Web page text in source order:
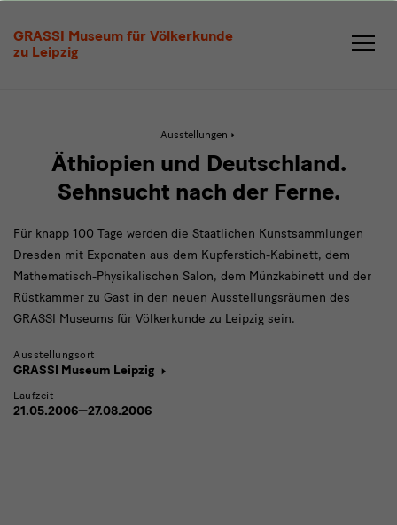
GRASSI Museum für Völkerkunde
zu Leipzig
und
Sehnsucht
nach
Ferne
Ausstellungen
und
-
der
Äthiopien und Deutschland.
Sehnsucht nach der Ferne.
Für knapp 100 Tage werden die Staatlichen Kunstsammlungen
Dresden mit Exponaten aus dem Kupferstich-Kabinett, dem
Mathematisch-Physikalischen Salon, dem Münzkabinett und der
Rüstkammer zu Gast in den neuen Ausstellungsräumen des
GRASSI Museums für Völkerkunde zu Leipzig sein.
Ausstellungsort
GRASSI Museum Leipzig
Laufzeit
21.05.2006—27.08.2006